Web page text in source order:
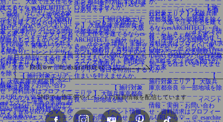
Follow ©_esarchitect
SNSでも施工例やイベントの最新情報を配信しています